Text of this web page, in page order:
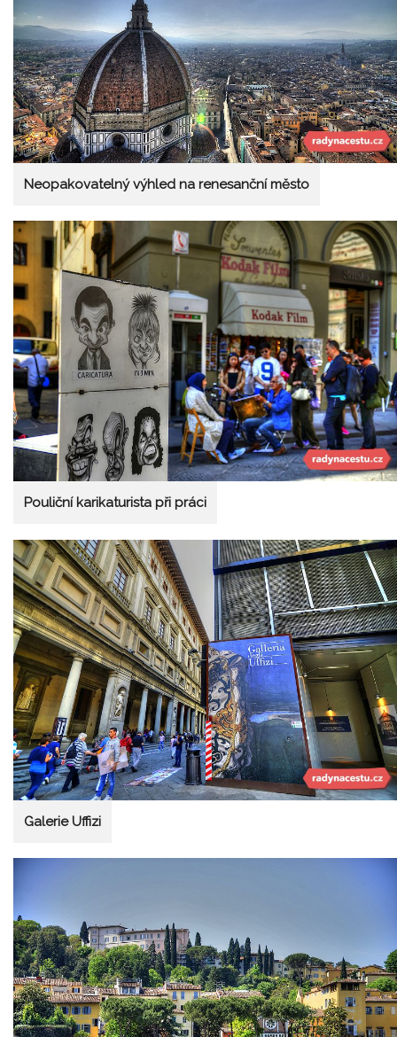
Neopakovatelný výhled na renesanční město
Pouliční karikaturista při práci
Galerie Uffizi